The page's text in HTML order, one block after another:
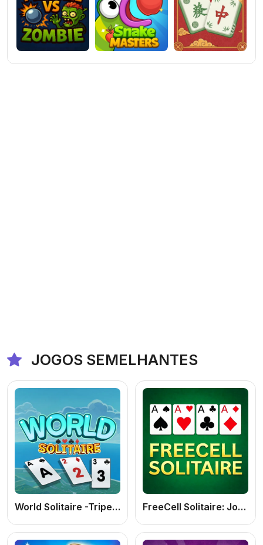
JOGOS SEMELHANTES
World Solitaire -Tripeaks- FreeCell Solitaire: Jogo de Cartas Online Grátis para PC e Celular (Desafio de Lógica)